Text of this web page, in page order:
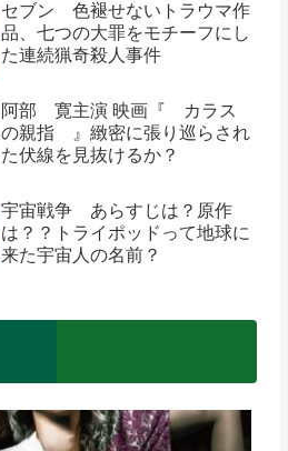
セブン 色褪せないトラウマ作
品、七つの大罪をモチーフにし
た連続猟奇殺人事件
阿部 寛主演 映画『 カラス
の親指 』緻密に張り巡らされ
た伏線を見抜けるか？
宇宙戦争 あらすじは？原作
は？？トライポッドって地球に
来た宇宙人の名前？